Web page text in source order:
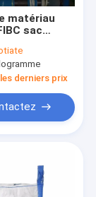
matériau
sac
tissu
sacs
vrac
derniers prix